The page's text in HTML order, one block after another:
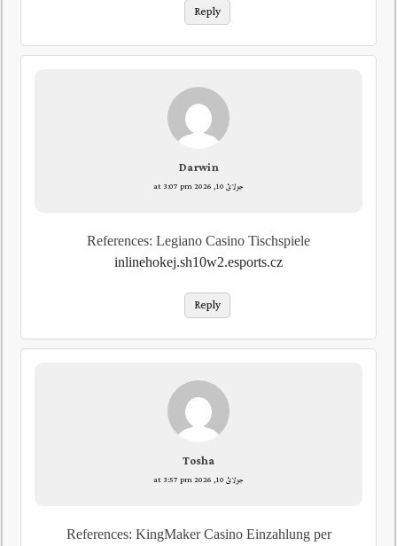
Reply
Darwin
جولائ 10, 2026 at 3:07 pm
References: Legiano Casino Tischspiele
inlinehokej.sh10w2.esports.cz
Reply
Tosha
جولائ 10, 2026 at 3:57 pm
References: KingMaker Casino Einzahlung per